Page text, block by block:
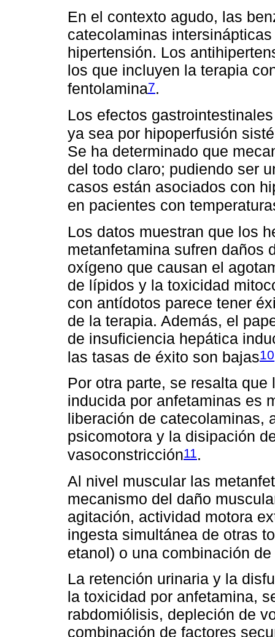
En el contexto agudo, las
catecolaminas
hipertensión. Los
los que incluyen la terapia
fentolamina7.
Los efectos
ya sea por hipoperfusión
Se ha determinado que
del todo claro; pudiendo ser
casos están asociados con
en pacientes con
Los datos muestran que los
metanfetamina sufren daños
oxígeno que causan el
de lípidos y la toxicidad
con antídotos parece tener
de la terapia. Además, el
de insuficiencia hepática
las tasas de éxito son bajas10
Por otra parte, se resalta
inducida por anfetaminas es
liberación de catecolaminas,
psicomotora y la disipación
vasoconstricción11 .
Al nivel muscular las
mecanismo del daño
agitación, actividad motora
ingesta simultánea de otras
etanol) o una combinación
La retención urinaria y la
la toxicidad por anfetamina,
rabdomiólisis, depleción de
combinación de factores